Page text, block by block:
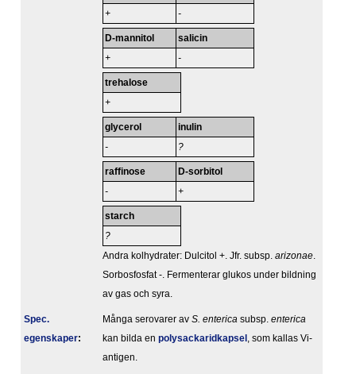
+ -
D-mannitol
+
salicin
-
trehalose
+
glycerol
-
inulin
?
raffinose
-
D-sorbitol
+
starch
?
Andra kolhydrater: Dulcitol +. Jfr. subsp. arizonae
Sorbosfosfat -. Fermenterar glukos under bildning
av gas och syra.
Spec.
egenskaper:
Många serovarer av S. enterica subsp. enterica
kan bilda en polysackaridkapsel
, som kallas Vi-
antigen.